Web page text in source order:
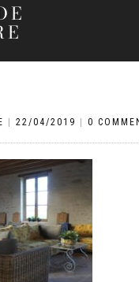
22/04/2019 0